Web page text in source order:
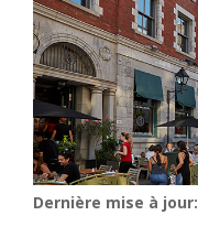
Dernière mise à jour: